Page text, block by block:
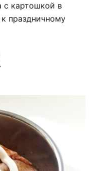
с картошкой в
праздничному